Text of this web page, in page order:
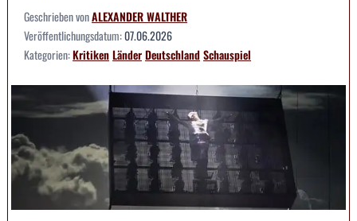
Geschrieben vonALEXANDER WALTHER
Veröffentlichungsdatum:07.06.2026
Kategorien:KritikenLänderDeutschlandSchauspiel